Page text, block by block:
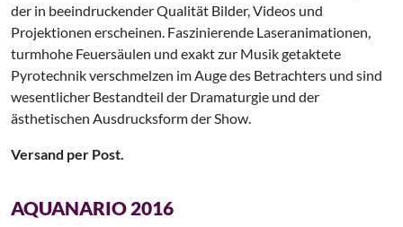
der in beeindruckender Qualität Bilder, Videos und
Projektionen erscheinen. Faszinierende Laseranimationen,
turmhohe Feuersäulen und exakt zur Musik getaktete
Pyrotechnik verschmelzen im Auge des Betrachters und sind
wesentlicher Bestandteil der Dramaturgie und der
ästhetischen Ausdrucksform der Show.
Versand per Post.
AQUANARIO 2016